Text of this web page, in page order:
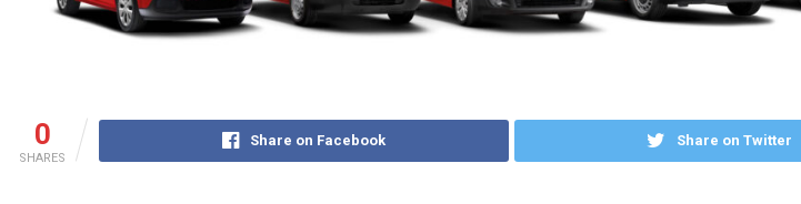
0
SHARES
Share on Facebook Share on Twitter